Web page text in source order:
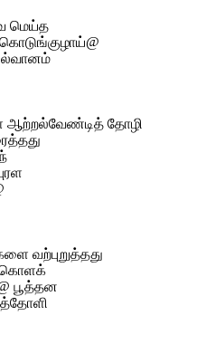
மெய்த
ஆற்றல்வேண்டித் தோழி
வற்புறுத்தது
பூத்தன